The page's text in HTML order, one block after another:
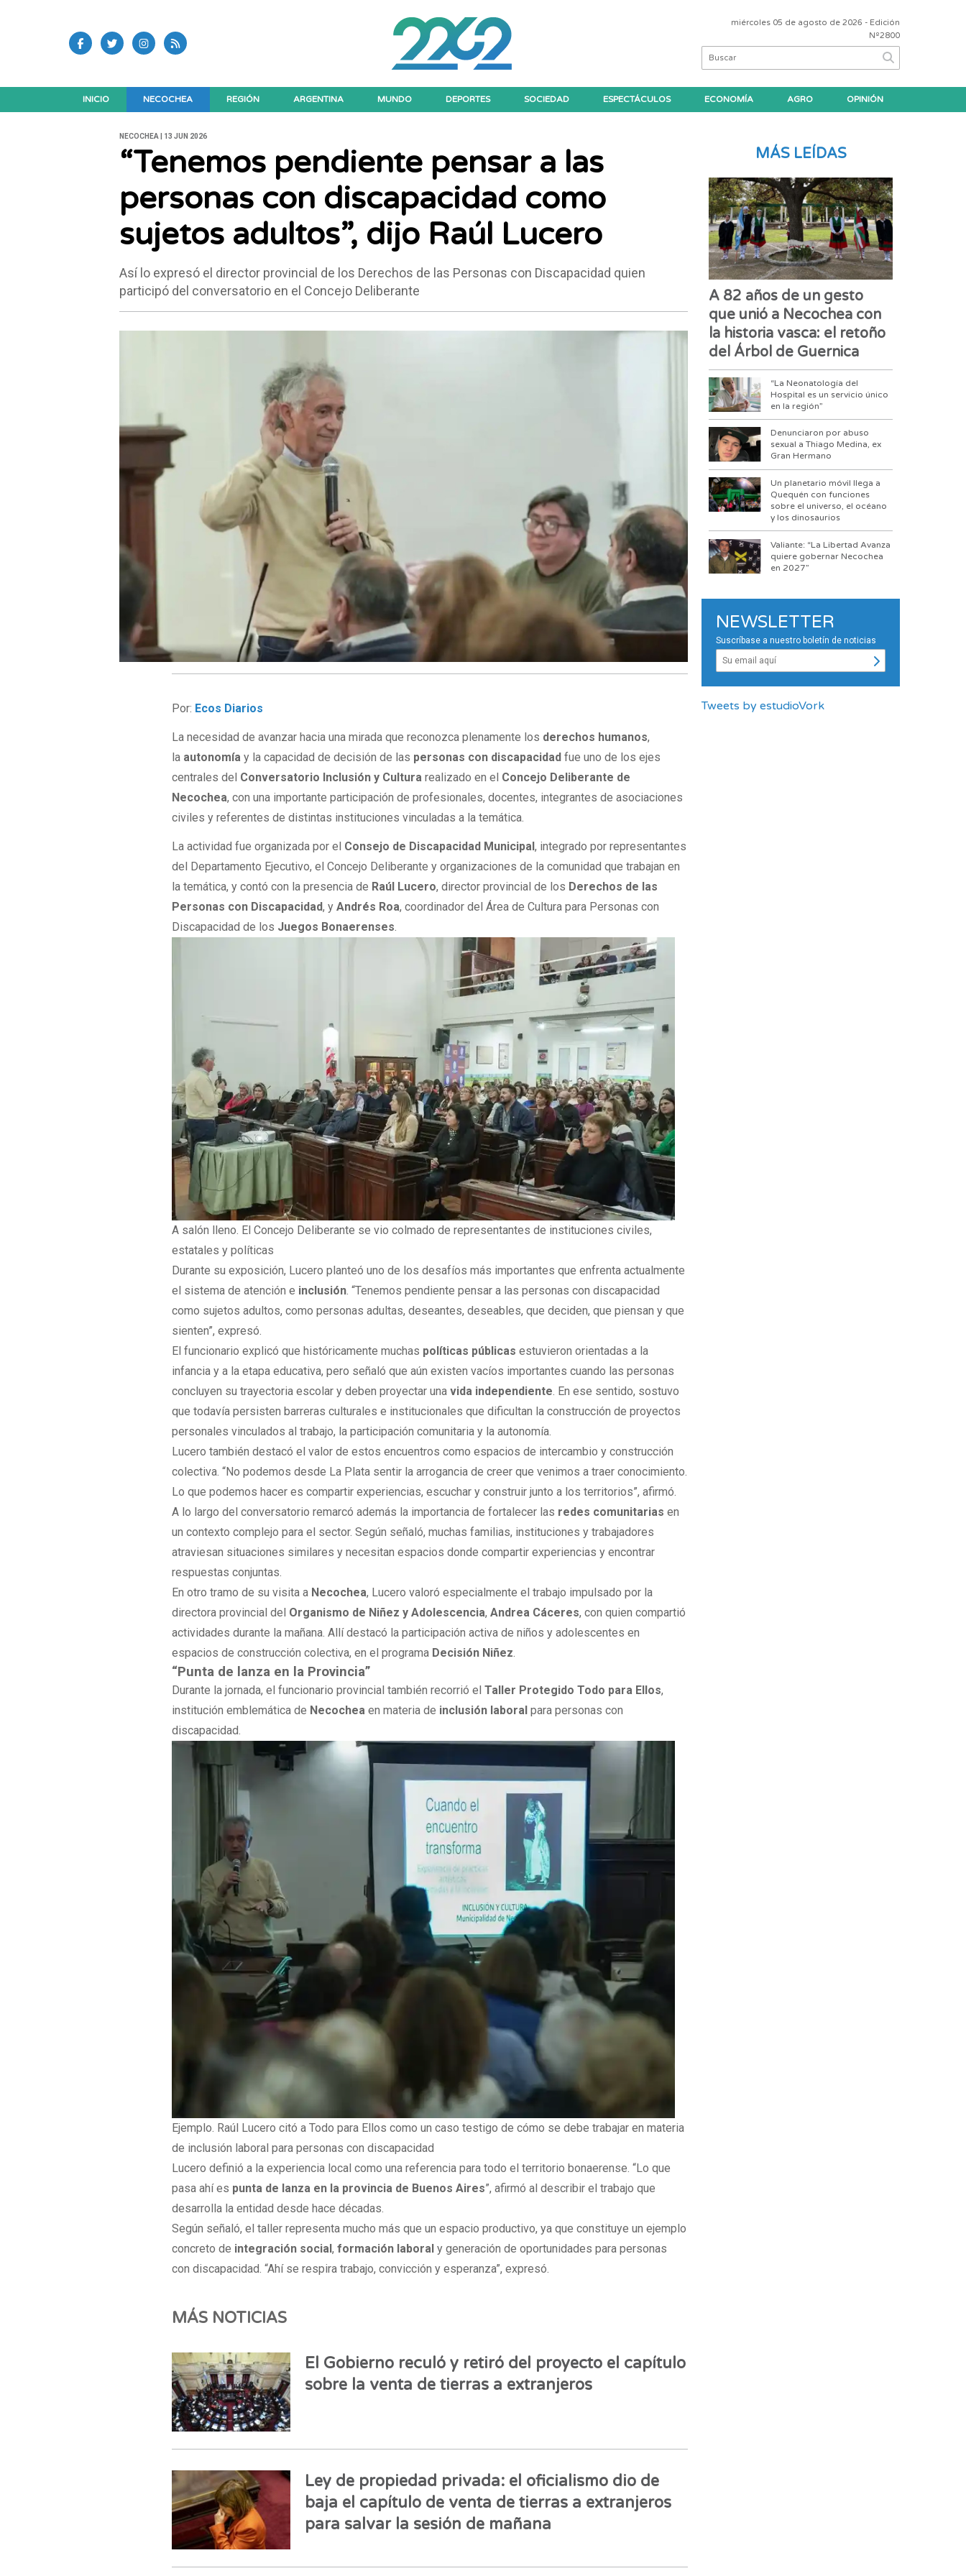
miércoles 05 de agosto de 2026 - Edición
Nº2800
INICIO NECOCHEA REGIÓN ARGENTINA MUNDO DEPORTES SOCIEDAD ESPECTÁCULOS ECONOMÍA AGRO OPINIÓN
NECOCHEA | 13 JUN 2026
“Tenemos pendiente pensar a las
personas con discapacidad como
sujetos adultos”, dijo Raúl Lucero
Así lo expresó el director provincial de los Derechos de las Personas con Discapacidad quien
participó del conversatorio en el Concejo Deliberante
Por: Ecos Diarios
La necesidad de avanzar hacia una mirada que reconozca plenamente los derechos humanos,
la autonomía y la capacidad de decisión de las personas con discapacidad fue uno de los ejes
centrales del Conversatorio Inclusión y Cultura realizado en el Concejo Deliberante de
Necochea, con una importante participación de profesionales, docentes, integrantes de asociaciones
civiles y referentes de distintas instituciones vinculadas a la temática.
La actividad fue organizada por el Consejo de Discapacidad Municipal, integrado por representantes
del Departamento Ejecutivo, el Concejo Deliberante y organizaciones de la comunidad que trabajan en
la temática, y contó con la presencia de Raúl Lucero, director provincial de los Derechos de las
Personas con Discapacidad, yAndrés Roa, coordinador del Área de Cultura para Personas con
Discapacidad de los Juegos Bonaerenses.
A salón lleno. El Concejo Deliberante se vio colmado de representantes de instituciones civiles,
estatales y políticas
Durante su exposición, Lucero planteó uno de los desafíos más importantes que enfrenta actualmente
el sistema de atención e inclusión. “Tenemos pendiente pensar a las personas con discapacidad
como sujetos adultos, como personas adultas, deseantes, deseables, que deciden, que piensan y que
sienten”, expresó.
El funcionario explicó que históricamente muchas políticas públicas estuvieron orientadas a la
infancia y a la etapa educativa, pero señaló que aún existen vacíos importantes cuando las personas
concluyen su trayectoria escolar y deben proyectar unavida independiente. En ese sentido, sostuvo
que todavía persisten barreras culturales e institucionales que dificultan la construcción de proyectos
personales vinculados al trabajo, la participación comunitaria y la autonomía.
Lucero también destacó el valor de estos encuentros como espacios de intercambio y construcción
colectiva. “No podemos desde La Plata sentir la arrogancia de creer que venimos a traer conocimiento.
Lo que podemos hacer es compartir experiencias, escuchar y construir junto a los territorios”, afirmó.
A lo largo del conversatorio remarcó además la importancia de fortalecer las redes comunitarias en
un contexto complejo para el sector. Según señaló, muchas familias, instituciones y trabajadores
atraviesan situaciones similares y necesitan espacios donde compartir experiencias y encontrar
respuestas conjuntas.
En otro tramo de su visita a Necochea, Lucero valoró especialmente el trabajo impulsado por la
directora provincial del Organismo de Niñez y Adolescencia,Andrea Cáceres, con quien compartió
actividades durante la mañana. Allí destacó la participación activa de niños y adolescentes en
espacios de construcción colectiva, en el programa Decisión Niñez.
“Punta de lanza en la Provincia”
Durante la jornada, el funcionario provincial también recorrió elTaller Protegido Todo para Ellos,
institución emblemática de Necochea en materia de inclusión laboral para personas con
discapacidad.
Ejemplo. Raúl Lucero citó a Todo para Ellos como un caso testigo de cómo se debe trabajar en materia
de inclusión laboral para personas con discapacidad
Lucero definió a la experiencia local como una referencia para todo el territorio bonaerense. “Lo que
pasa ahí es punta de lanza en la provincia de Buenos Aires”, afirmó al describir el trabajo que
desarrolla la entidad desde hace décadas.
Según señaló, el taller representa mucho más que un espacio productivo, ya que constituye un ejemplo
concreto de integración social,formación laboral y generación de oportunidades para personas
con discapacidad. “Ahí se respira trabajo, convicción y esperanza”, expresó.
MÁS NOTICIAS
El Gobierno reculó y retiró del proyecto el capítulo
sobre la venta de tierras a extranjeros
Ley de propiedad privada: el oficialismo dio de
baja el capítulo de venta de tierras a extranjeros
para salvar la sesión de mañana
MÁS LEÍDAS
A 82 años de un gesto
que unió a Necochea con
la historia vasca: el retoño
del Árbol de Guernica
“La Neonatología del
Hospital es un servicio único
en la región”
Denunciaron por abuso
sexual a Thiago Medina, ex
Gran Hermano
Un planetario móvil llega a
Quequén con funciones
sobre el universo, el océano
y los dinosaurios
Valiante: “La Libertad Avanza
quiere gobernar Necochea
en 2027”
NEWSLETTER
Suscríbase a nuestro boletín de noticias
Tweets by estudioVork